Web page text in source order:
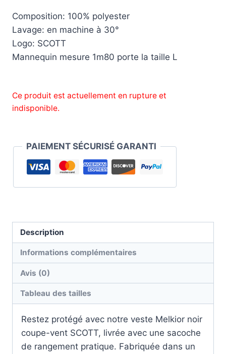
Composition: 100% polyester
Lavage: en machine à 30°
Logo: SCOTT
Mannequin mesure 1m80 porte la taille L
Ce produit est actuellement en rupture et
indisponible.
PAIEMENT SÉCURISÉ GARANTI
Description
Informations complémentaires
Avis (0)
Tableau des tailles
Restez protégé avec notre veste Melkior noir
coupe-vent SCOTT, livrée avec une sacoche
de rangement pratique. Fabriquée dans un